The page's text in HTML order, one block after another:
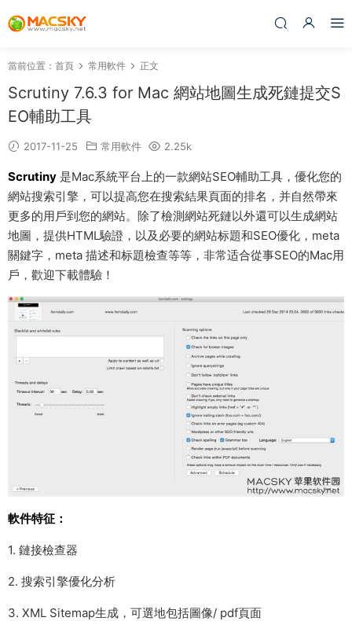
當前位置： 首頁 常用軟件 正文
Scrutiny 7.6.3 for Mac 網站地圖生成死鏈提交S
EO輔助工具
2017-11-25 常用軟件 2.25k
Scrutiny 是Mac系統平台上的一款網站SEO輔助工具，優化您的
網站搜索引擎，可以提高您在搜索結果頁面的排名，并自然帶來
更多的用戶到您的網站。除了檢測網站死鏈以外還可以生成網站
地圖，提供HTML驗證，以及必要的網站标題和SEO優化，meta
關鍵字，meta 描述和标題檢查等等，非常适合從事SEO的Mac用
戶，歡迎下載體驗！
軟件特征：
1. 鏈接檢查器
2. 搜索引擎優化分析
3. XML Sitemap生成，可選地包括圖像/ pdf頁面